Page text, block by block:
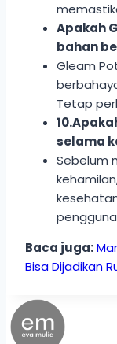
Apakah
bahan
Gleam
Tetap
selama
Sebelum
Baca juga:
Bisa Dijadikan